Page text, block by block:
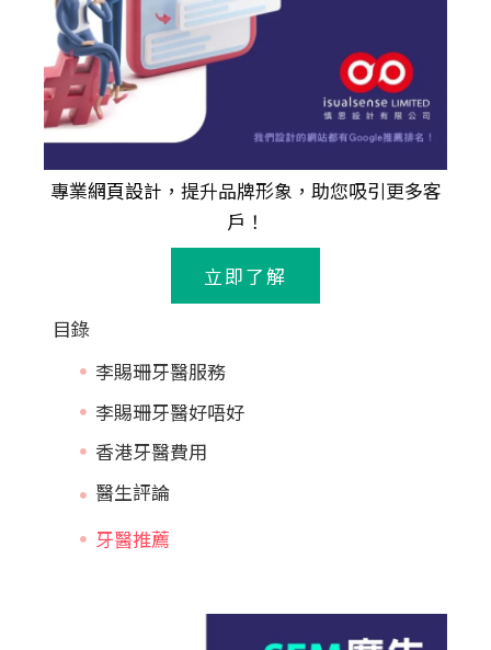
專業網頁設計 ，提升品牌形象，助您吸引更多客
戶！
立即了解
目錄
李賜珊牙醫服務
李賜珊牙醫好唔好
香港牙醫費用
牙醫推薦